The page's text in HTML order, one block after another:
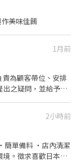
美味佳餚
1月前
之疑問，並給予餐
相關事務。 ．負責
、設備和餐具。 ．
的容量與重量。 ．負
2小時前
簡單備料 ・店內清潔
。徵求喜歡日本文